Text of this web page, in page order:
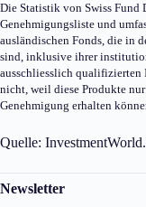
Die Statistik von Swiss Fund
Genehmigungsliste und
ausländischen Fonds, die in
sind, inklusive ihrer
ausschliesslich qualifizierten
nicht, weil diese Produkte
Genehmigung erhalten
Quelle:
Newsletter